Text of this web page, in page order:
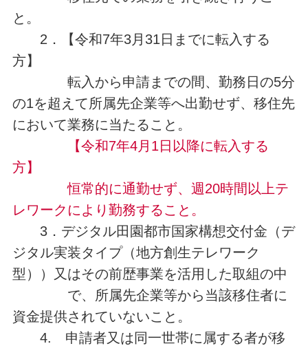
と。
2．【令和7年3月31日までに転入する
方】
転入から申請までの間、勤務日の5分
の1を超えて所属先企業等へ出勤せず、移住先
において業務に当たること。
【令和7年4月1日以降に転入する
方】
恒常的に通勤せず、週20時間以上テ
レワークにより勤務すること。
3．デジタル田園都市国家構想交付金（デ
ジタル実装タイプ（地方創生テレワーク
型））又はその前歴事業を活用した取組の中
で、所属先企業等から当該移住者に
資金提供されていないこと。
4. 申請者又は同一世帯に属する者が移